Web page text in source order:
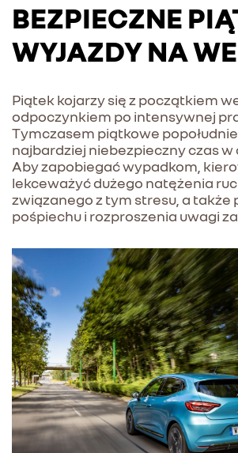
BEZPIECZNE
WYJAZDY NA
Piątek kojarzy się z początkiem
odpoczynkiem po intensywnej
Tymczasem piątkowe
najbardziej niebezpieczny czas w
Aby zapobiegać wypadkom,
lekceważyć dużego natężenia
związanego z tym stresu, a także
pośpiechu i rozproszenia uwagi